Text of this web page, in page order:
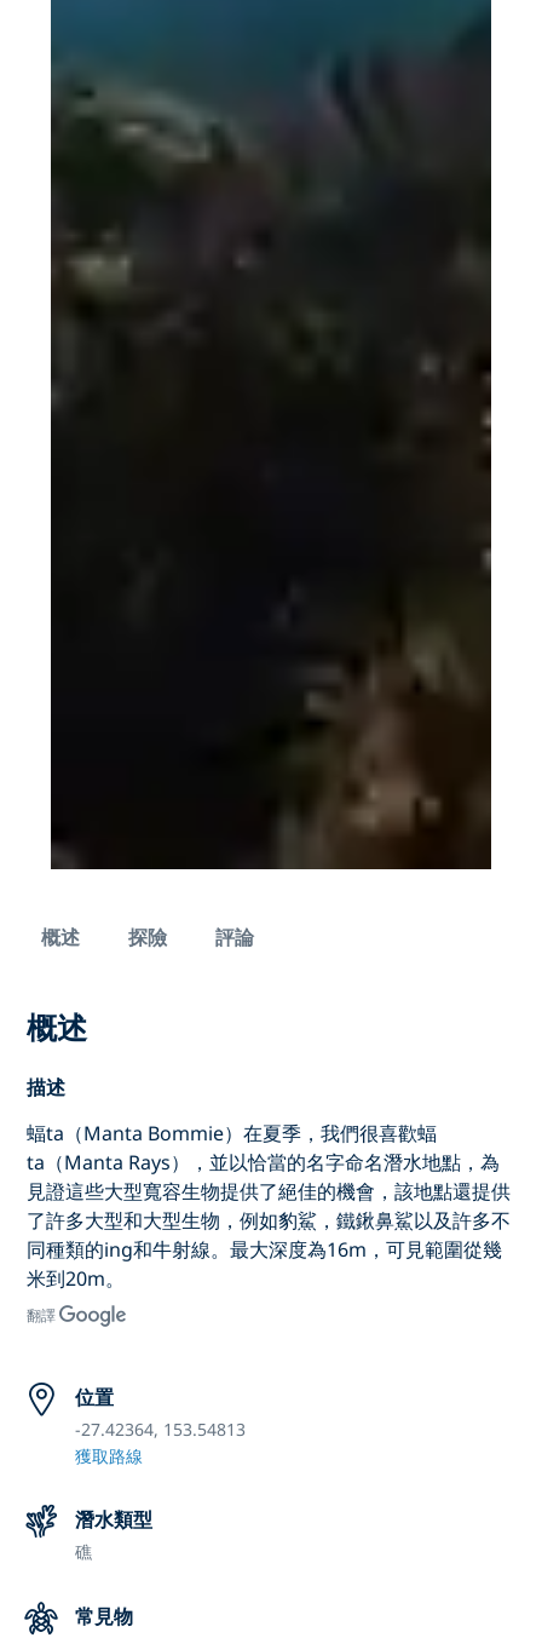
概述 探險 評論
概述
描述
蝠ta（Manta Bommie）在夏季，我們很喜歡蝠
ta（Manta Rays），並以恰當的名字命名潛水地點，為
見證這些大型寬容生物提供了絕佳的機會，該地點還提供
了許多大型和大型生物，例如豹鯊，鐵鍬鼻鯊以及許多不
同種類的ing和牛射線。最大深度為16m，可見範圍從幾
米到20m。
翻譯
位置
-27.42364, 153.54813
獲取路線
潛水類型
礁
常見物